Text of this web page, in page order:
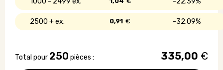
2500 + 32.09%
0,91 €
Total pour 250 pièces : 335,00 €